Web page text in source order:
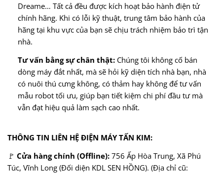
Dreame… Tất cả đều được kích hoạt bảo hành điện tử
chính hãng. Khi có lỗi kỹ thuật, trung tâm bảo hành của
hãng tại khu vực của bạn sẽ chịu trách nhiệm bảo trì tận
nhà.
Tư vấn bằng sự chân thật:Chúng tôi không cố bán
dòng máy đắt nhất, mà sẽ hỏi kỹ diện tích nhà bạn, nhà
có nuôi thú cưng không, có thảm hay không để tư vấn
mẫu robot tối ưu, giúp bạn tiết kiệm chi phí đầu tư mà
vẫn đạt hiệu quả làm sạch cao nhất.
THÔNG TIN LIÊN HỆ ĐIỆN MÁY TẤN KIM:
🚩 Cửa hàng chính (Offline): 756 Ấp Hòa Trung, Xã Phú
Túc, Vĩnh Long (Đối diện KDL SEN HỒNG). (Địa chỉ cũ: